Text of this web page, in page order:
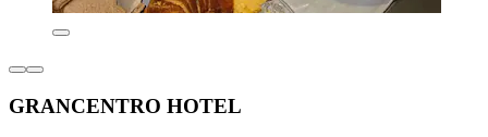
GRANCENTRO HOTEL